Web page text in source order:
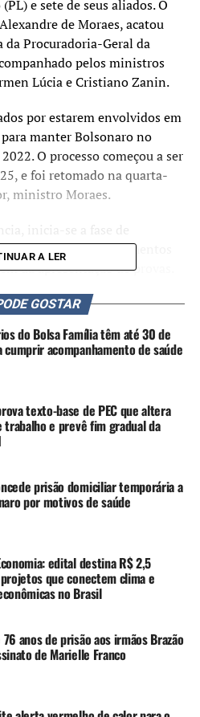
e sete de seus aliados. O
de Moraes, acatou
Procuradoria-Geral da
pelos ministros
Lúcia e Cristiano Zanin.
por estarem envolvidos em
manter Bolsonaro no
O processo começou a ser
e foi retomado na quarta-
ministro Moraes.
serão colhidos depoimentos
da apresentação de provas.
são culpados ou inocentes.
destacou que a
descreveu de maneira
dos crimes,
aos acusados sobre
e seus aliados foram
de golpe de Estado
previstos no artigo 359 M
da tentativa de depor o
violência ou grave ameaça,
sucessório eleitoral. O
recorrentes ao
indevida das forças de
apoio militar para
episódios de 2023, incluindo
e a descoberta de
A LER
GOSTAR
do Bolsa Família têm até 30 de
cumprir acompanhamento de saúde
texto-base de PEC que altera
trabalho e prevê fim gradual da
prisão domiciliar temporária a
por motivos de saúde
edital destina R$ 2,5
que conectem clima e
no Brasil
76 anos de prisão aos irmãos Brazão
de Marielle Franco